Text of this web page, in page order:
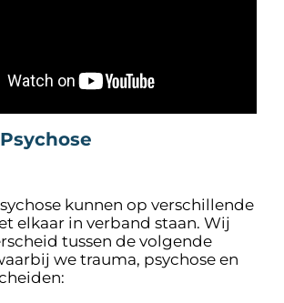
kunnen op verschillende
elkaar in verband staan. Wij
tussen de volgende
we trauma, psychose en